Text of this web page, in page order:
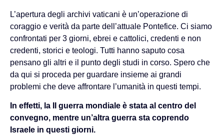
L’apertura degli archivi vaticani è un’operazione di
coraggio e verità da parte dell’attuale Pontefice. Ci siamo
confrontati per 3 giorni, ebrei e cattolici, credenti e non
credenti, storici e teologi. Tutti hanno saputo cosa
pensano gli altri e il punto degli studi in corso. Spero che
da qui si proceda per guardare insieme ai grandi
problemi che deve affrontare l’umanità in questi tempi.
In effetti, la II guerra mondiale è stata al centro del
convegno, mentre un’altra guerra sta coprendo
Israele in questi giorni.